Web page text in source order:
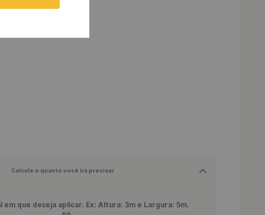
Calcule o quanto você irá precisar
em que deseja aplicar. Ex: Altura: 3m e Largura: 5m.